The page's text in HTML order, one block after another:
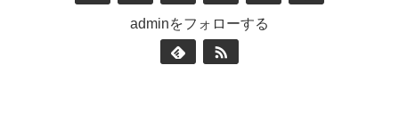
adminをフォローする